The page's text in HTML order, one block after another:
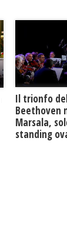
Il trionfo
Beethoven
Marsala,
standing